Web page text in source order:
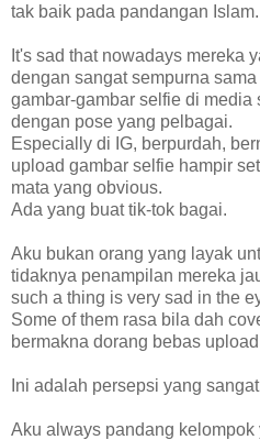
tak baik pada pandangan Islam.
It's sad that nowadays mereka
dengan sangat sempurna
gambar-gambar selfie di media
dengan pose yang pelbagai.
Especially di IG, berpurdah,
upload gambar selfie hampir
mata yang obvious.
Ada yang buat tik-tok bagai.
Aku bukan orang yang layak
tidaknya penampilan mereka
such a thing is very sad in the
Some of them rasa bila dah
bermakna dorang bebas
Ini adalah persepsi yang
Aku always pandang